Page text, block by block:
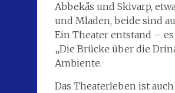
Abbekås und Skivarp,
und Mladen, beide sind
Ein Theater entstand –
„Die Brücke über die
Ambiente.
Das Theaterleben ist